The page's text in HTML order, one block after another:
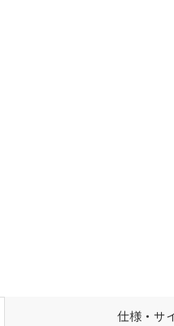
仕様・サ